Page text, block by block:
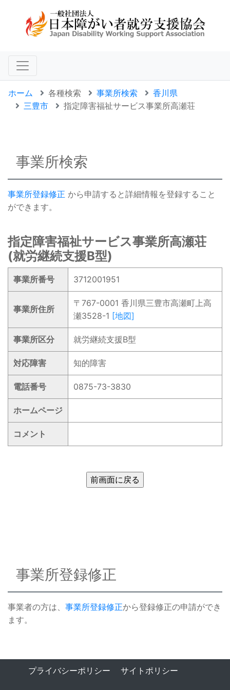
ホーム 各種検索 事業所検索
香川県
三豊市
指定障害福祉サービス事業所高瀬荘
事業所検索
事業所登録修正 から申請すると詳細情報を登録すること
ができます。
指定障害福祉サービス事業所高瀬荘
(就労継続支援B型)
事業所番号 3712001951
事業所住所
〒767-0001 香川県三豊市高瀬町上高
瀬3528-1 [地図]
事業所区分 就労継続支援B型
対応障害 知的障害
電話番号 0875-73-3830
ホームページ
コメント
事業所登録修正
事業者の方は、 事業所登録修正から登録修正の申請ができ
ます。
プライバシーポリシー サイトポリシー